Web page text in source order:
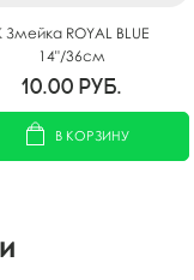
Змейка ROYAL BLUE
14"/36см
10.00 руб.
В КОРЗИНУ